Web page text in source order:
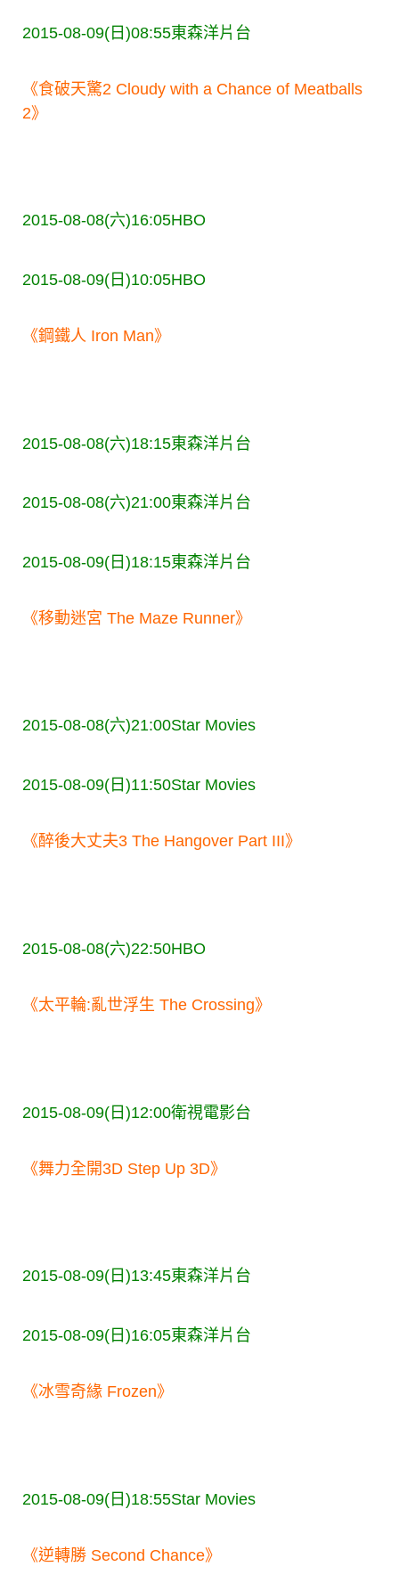
2015-08-09(日)08:55東森洋片台
《食破天驚2 Cloudy with a Chance of Meatballs
2》
2015-08-08(六)16:05HBO
2015-08-09(日)10:05HBO
《鋼鐵人 Iron Man》
2015-08-08(六)18:15東森洋片台
2015-08-08(六)21:00東森洋片台
2015-08-09(日)18:15東森洋片台
《移動迷宮 The Maze Runner》
2015-08-08(六)21:00Star Movies
2015-08-09(日)11:50Star Movies
《醉後大丈夫3 The Hangover Part III》
2015-08-08(六)22:50HBO
《太平輪:亂世浮生 The Crossing》
2015-08-09(日)12:00衛視電影台
《舞力全開3D Step Up 3D》
2015-08-09(日)13:45東森洋片台
2015-08-09(日)16:05東森洋片台
《冰雪奇緣 Frozen》
2015-08-09(日)18:55Star Movies
《逆轉勝 Second Chance》